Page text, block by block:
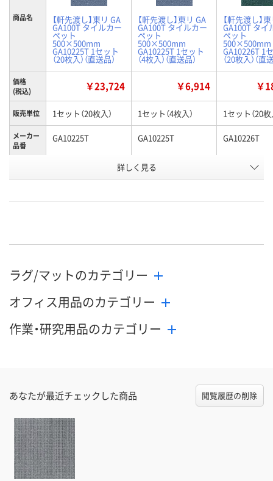
商品名 【軒先渡し】東リ GA
GA100T タイルカー
ペット
500×500mm
GA10225T 1セット
（20枚入）（直送品）
【軒先渡し】東リ GA
GA100T タイルカー
ペット
500×500mm
GA10225T 1セット
（4枚入）（直送品）
【軒先渡し】
GA100T タイ
ペット
500×500mm
GA10226T 1
（20枚入）（直
価格
(税込)
￥23,724 ￥6,914 ￥
販売単位 1セット（20枚入） 1セット（4枚入） 1セット（20枚
メーカー
品番
GA10225T GA10225T GA10226T
AK38456 AK37348
カゴへ
詳しく見る
ラグ/マットのカテゴリー
オフィス用品のカテゴリー
作業・研究用品のカテゴリー
あなたが最近チェックした商品 閲覧履歴の削除